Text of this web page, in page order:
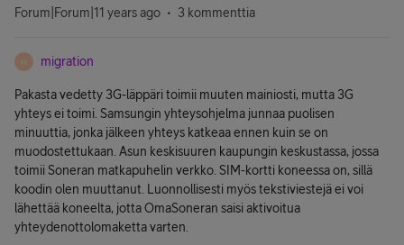
Forum|Forum|11 years ago 3 kommenttia
M migration
Pakasta vedetty 3G-läppäri toimii muuten mainiosti, mutta 3G
yhteys ei toimi. Samsungin yhteysohjelma junnaa puolisen
minuuttia, jonka jälkeen yhteys katkeaa ennen kuin se on
muodostettukaan. Asun keskisuuren kaupungin keskustassa, jossa
toimii Soneran matkapuhelin verkko. SIM-kortti koneessa on, sillä
koodin olen muuttanut. Luonnollisesti myös tekstiviestejä ei voi
lähettää koneelta, jotta OmaSoneran saisi aktivoitua
yhteydenottolomaketta varten.